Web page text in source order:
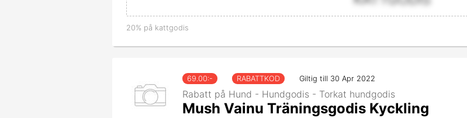
20% på kattgodis
69.00:- RABATTKOD Giltig till 30 Apr 2022
Rabatt på Hund - Hundgodis - Torkat hundgodis
Mush Vainu Träningsgodis Kyckling